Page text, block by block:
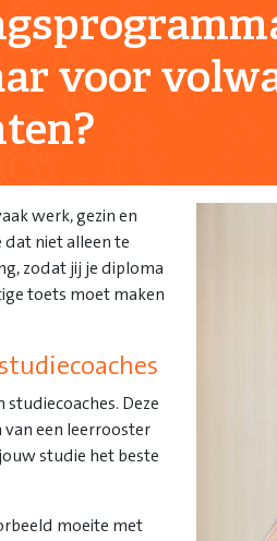
voor
werk, gezin en
niet alleen te
zodat jij je diploma
toets moet maken
Deze
van een leerrooster
studie het beste
moeite met